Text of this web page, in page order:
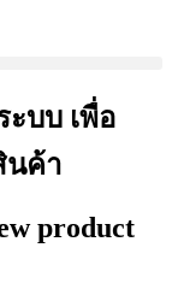
บบ เพื่อ
นค้า
product